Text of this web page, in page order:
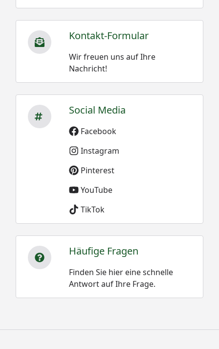
Kontakt-Formular
Wir freuen uns auf Ihre
Nachricht!
Social Media
Facebook
Instagram
Pinterest
YouTube
TikTok
Häufige Fragen
Finden Sie hier eine schnelle
Antwort auf Ihre Frage.